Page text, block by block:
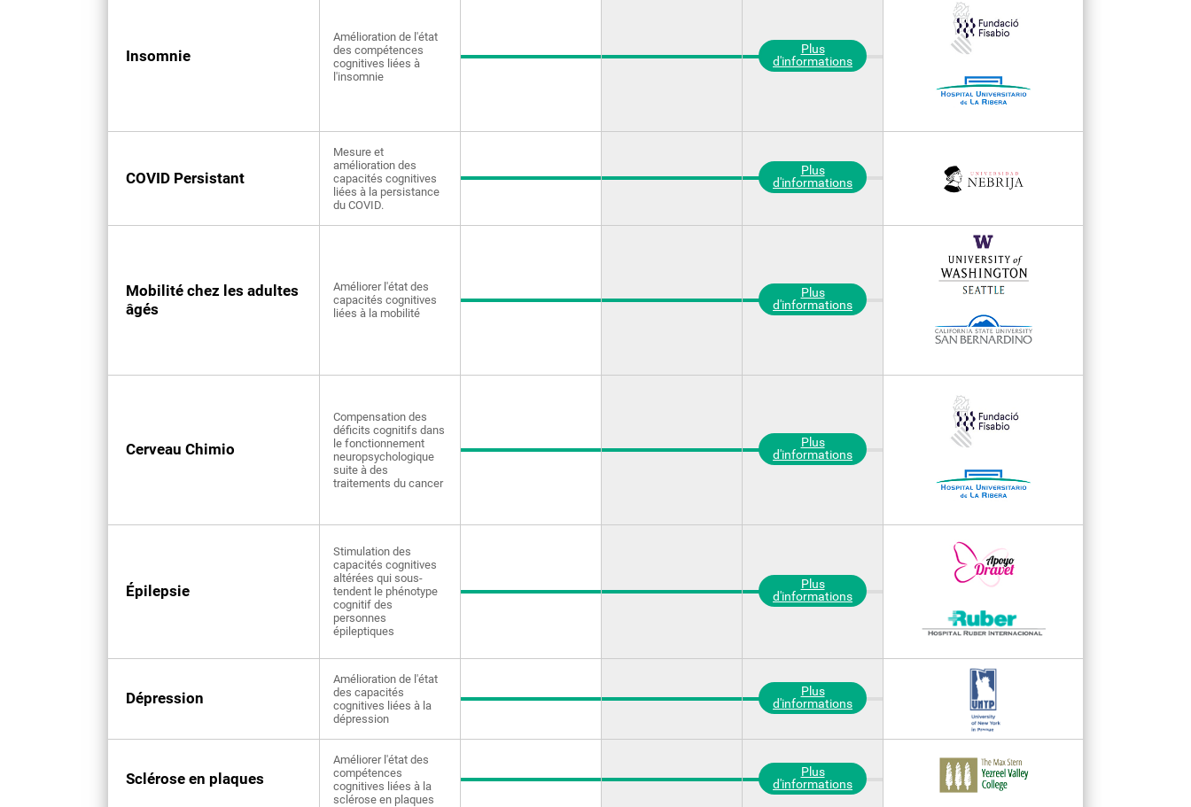
Insomnie
Amélioration de l'état
des compétences
cognitives liées à
l'insomnie
Plus
d'informations
COVID Persistant
Mesure et
amélioration des
capacités cognitives
liées à la persistance
du COVID.
Plus
d'informations
Mobilité chez les adultes
âgés
Améliorer l'état des
capacités cognitives
liées à la mobilité
Plus
d'informations
Cerveau Chimio
Compensation des
déficits cognitifs dans
le fonctionnement
neuropsychologique
suite à des
traitements du cancer
Plus
d'informations
Épilepsie
Stimulation des
capacités cognitives
altérées qui sous-
tendent le phénotype
cognitif des
personnes
épileptiques
Plus
d'informations
Dépression
Amélioration de l'état
des capacités
cognitives liées à la
dépression
Plus
d'informations
Sclérose en plaques
Améliorer l'état des
compétences
cognitives liées à la
sclérose en plaques
Plus
d'informations